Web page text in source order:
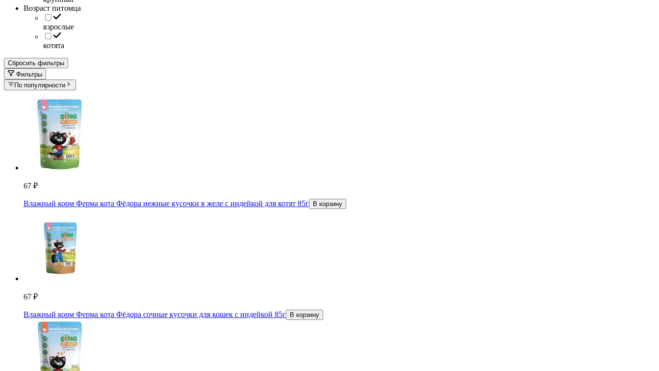
Возраст питомца
взрослые
котята
Сбросить фильтры
Фильтры
По популярности
67 ₽
Влажный корм Ферма кота Фёдора нежные кусочки в желе с индейкой для котят 85г В корзину
67 ₽
Влажный корм Ферма кота Фёдора сочные кусочки для кошек с индейкой 85г В корзину